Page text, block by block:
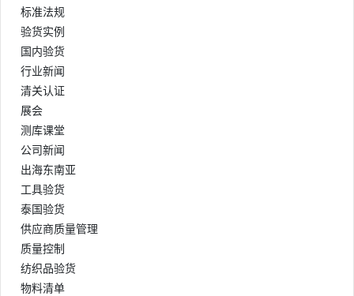
标准法规
验货实例
国内验货
行业新闻
清关认证
展会
测库课堂
公司新闻
出海东南亚
工具验货
泰国验货
供应商质量管理
质量控制
纺织品验货
物料清单